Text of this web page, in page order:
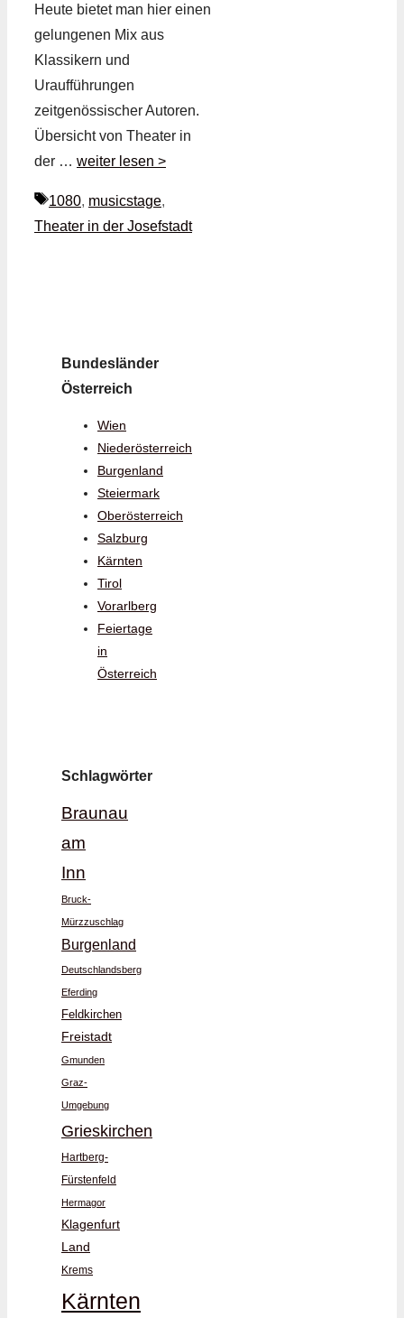
Heute bietet man hier einen
gelungenen Mix aus
Klassikern und
Uraufführungen
zeitgenössischer Autoren.
Übersicht von Theater in
der … weiter lesen >
Schlagwörter
1080, musicstage,
Theater in der Josefstadt
Bundesländer
Österreich
Wien
Niederösterreich
Burgenland
Steiermark
Oberösterreich
Salzburg
Kärnten
Tirol
Vorarlberg
Feiertage
in
Österreich
Schlagwörter
Braunau
am
Inn
Bruck-
Mürzzuschlag
Burgenland
Deutschlandsberg
Eferding
Feldkirchen
Freistadt
Gmunden
Graz-
Umgebung
Grieskirchen
Hartberg-
Fürstenfeld
Hermagor
Klagenfurt
Land
Krems
Kärnten